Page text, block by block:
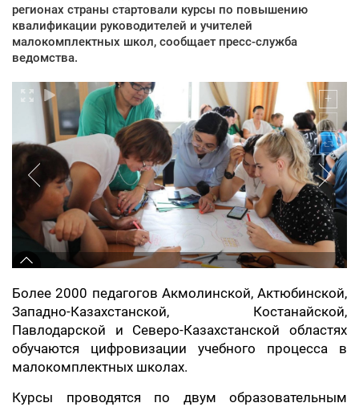
регионах страны стартовали курсы по повышению
квалификации руководителей и учителей
малокомплектных школ, сообщает пресс-служба
ведомства.
Более 2000 педагогов Акмолинской, Актюбинской,
Западно-Казахстанской, Костанайской,
Павлодарской и Северо-Казахстанской областях
обучаются цифровизации учебного процесса в
малокомплектных школах.
Курсы проводятся по двум образовательным